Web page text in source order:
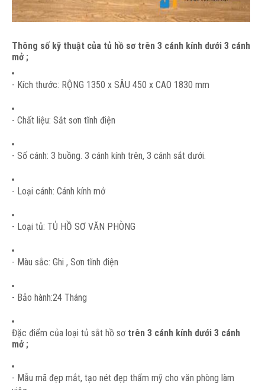
Thông số kỹ thuật của tủ hồ sơ trên 3 cánh kính dưới 3 cánh
mở ;
- Kích thước: RỘNG 1350 x SÂU 450 x CAO 1830 mm
- Chất liệu: Sắt sơn tĩnh điện
- Số cánh: 3 buồng. 3 cánh kính trên, 3 cánh sắt dưới.
- Loại cánh: Cánh kính mở
- Loại tủ: TỦ HỒ SƠ VĂN PHÒNG
- Màu sắc: Ghi , Sơn tĩnh điện
- Bảo hành:24 Tháng
Đặc điểm của loại tủ sắt hồ sơ trên 3 cánh kính dưới 3 cánh
mở ;
- Mẫu mã đẹp mắt, tạo nét đẹp thẩm mỹ cho văn phòng làm